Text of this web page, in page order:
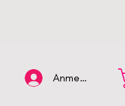
Anmelden